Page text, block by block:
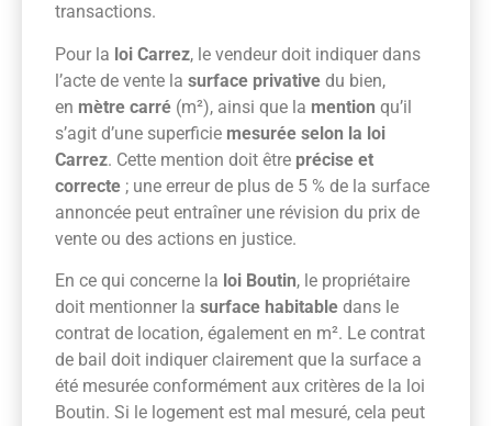
transactions.
Pour la loi Carrez, le vendeur doit indiquer dans
l’acte de vente la surface privative du bien,
en mètre carré (m²), ainsi que la mention qu’il
s’agit d’une superficie mesurée selon la loi
Carrez. Cette mention doit être précise et
correcte ; une erreur de plus de 5 % de la surface
annoncée peut entraîner une révision du prix de
vente ou des actions en justice.
En ce qui concerne la loi Boutin, le propriétaire
doit mentionner la surface habitable dans le
contrat de location, également en m². Le contrat
de bail doit indiquer clairement que la surface a
été mesurée conformément aux critères de la loi
Boutin. Si le logement est mal mesuré, cela peut